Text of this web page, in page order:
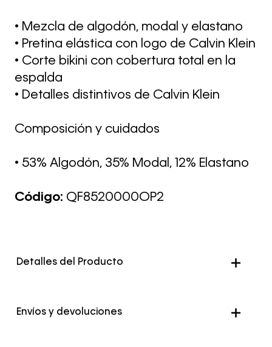
• Mezcla de algodón, modal y elastano
• Pretina elástica con logo de Calvin Klein
• Corte bikini con cobertura total en la
espalda
• Detalles distintivos de Calvin Klein
Composición y cuidados
• 53% Algodón, 35% Modal, 12% Elastano
Código: QF8520000OP2
Detalles del Producto
Color Multicolor
Envíos y devoluciones